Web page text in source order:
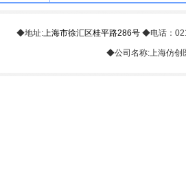
◆地址:上海市徐汇区桂平路286号 ◆电话：
◆公司名称:上海仿创